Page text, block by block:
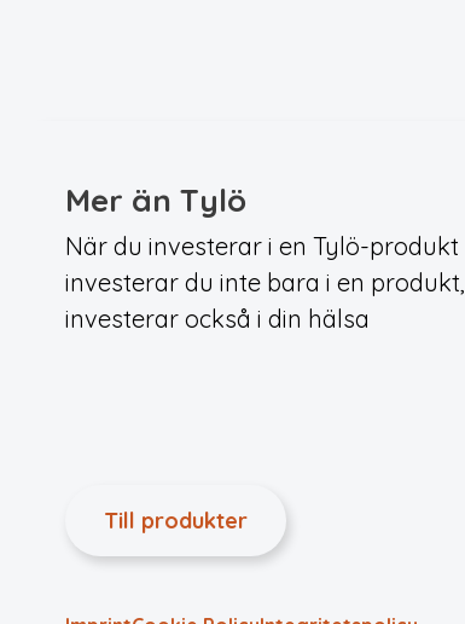
Mer än Tylö
När du investerar i en Tylö-produkt
investerar du inte bara i en
investerar också i din hälsa
Till produkter